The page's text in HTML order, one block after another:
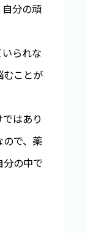
分の頑
られな
むことが
はあり
ので、薬
の中で